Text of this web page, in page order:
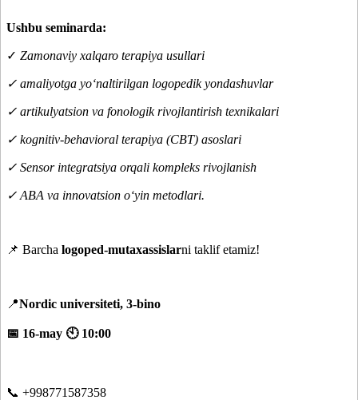
Ushbu seminarda:
✓ Zamonaviy xalqaro terapiya usullari
✓ amaliyotga yo‘naltirilgan logopedik yondashuvlar
✓ artikulyatsion va fonologik rivojlantirish texnikalari
✓ kognitiv-behavioral terapiya (CBT) asoslari
✓ Sensor integratsiya orqali kompleks rivojlanish
✓ ABA va innovatsion o‘yin metodlari.
📌 Barcha logoped-mutaxassislarni taklif etamiz!
📍Nordic universiteti, 3-bino
📅 16-may 🕙 10:00
📞 +998771587358